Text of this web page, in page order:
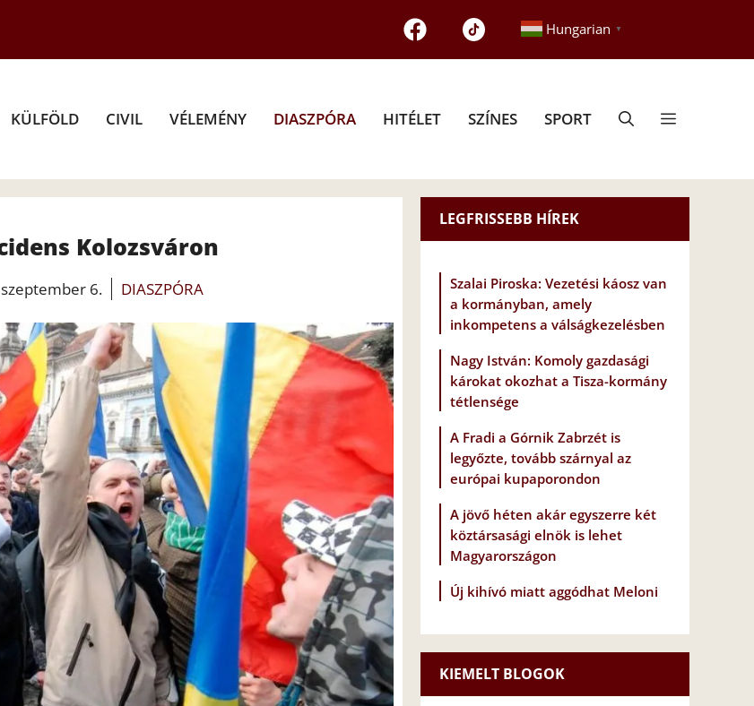
Hungarian ▼
KÜLFÖLD CIVIL VÉLEMÉNY DIASZPÓRA HITÉLET SZÍNES SPORT
Kolozsváron
6. DIASZPÓRA
LEGFRISSEBB HÍREK
Szalai Piroska: Vezetési káosz van
a kormányban, amely
inkompetens a válságkezelésben
Nagy István: Komoly gazdasági
károkat okozhat a Tisza-kormány
tétlensége
A Fradi a Górnik Zabrzét is
legyőzte, tovább szárnyal az
európai kupaporondon
A jövő héten akár egyszerre két
köztársasági elnök is lehet
Magyarországon
Új kihívó miatt aggódhat Meloni
KIEMELT BLOGOK